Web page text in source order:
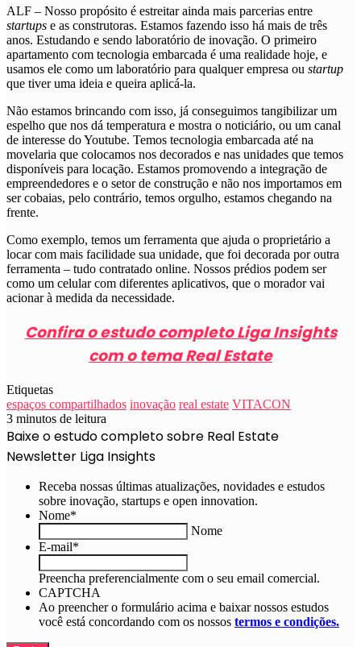
ALF – Nosso propósito é estreitar ainda mais parcerias entre
startups e as construtoras. Estamos fazendo isso há mais de três
anos. Estudando e sendo laboratório de inovação. O primeiro
apartamento com tecnologia embarcada é uma realidade hoje, e
usamos ele como um laboratório para qualquer empresa ou startup
que tiver uma ideia e queira aplicá-la.
Não estamos brincando com isso, já conseguimos tangibilizar um
espelho que nos dá temperatura e mostra o noticiário, ou um canal
de interesse do Youtube. Temos tecnologia embarcada até na
movelaria que colocamos nos decorados e nas unidades que temos
disponíveis para locação. Estamos promovendo a integração de
empreendedores e o setor de construção e não nos importamos em
ser cobaias, pelo contrário, temos orgulho, estamos chegando na
frente.
Como exemplo, temos um ferramenta que ajuda o proprietário a
locar com mais facilidade sua unidade, que foi decorada por outra
ferramenta – tudo contratado online. Nossos prédios podem ser
como um celular com diferentes aplicativos, que o morador vai
acionar à medida da necessidade.
Confira o estudo completo Liga Insights
com o tema Real Estate
Etiquetas
espaços compartilhados inovação real estate VITACON
3 minutos de leitura
Baixe o estudo completo sobre Real Estate
Newsletter Liga Insights
Receba nossas últimas atualizações, novidades e estudos
sobre inovação, startups e open innovation.
Nome*
Nome
E-mail*
Preencha preferencialmente com o seu email comercial.
CAPTCHA
Ao preencher o formulário acima e baixar nossos estudos
você está concordando com os nossos termos e condições.